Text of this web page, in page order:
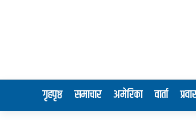
गृहपृष्ठ समाचार अमेरिका वार्ता